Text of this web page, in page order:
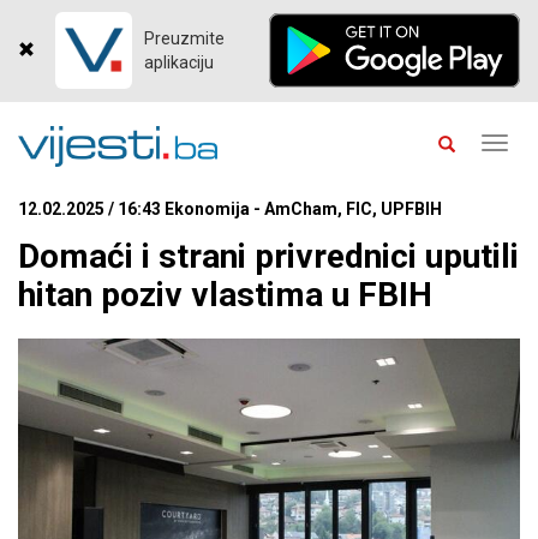
Preuzmite
aplikaciju
12.02.2025 / 16:43 Ekonomija - AmCham, FIC, UPFBIH
Domaći i strani privrednici uputili
hitan poziv vlastima u FBIH